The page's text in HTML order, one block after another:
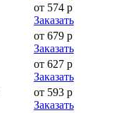
от 574 р
Заказать
от 679 р
Заказать
от 627 р
Заказать
от 593 р
Заказать